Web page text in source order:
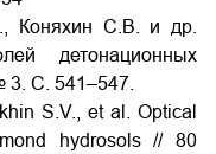
Коняхин С.В. и др.
детонационных
3. С. 541–547.
S.V., et al. Optical
hydrosols // 80